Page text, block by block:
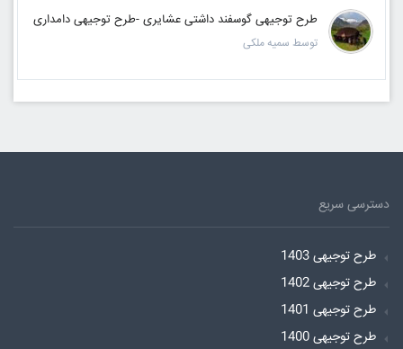
طرح توجیهی گوسفند داشتی عشایری -طرح توجیهی دامداری
توسط سمیه ملکی
دسترسی سریع
طرح توجیهی 1403
طرح توجیهی 1402
طرح توجیهی 1401
طرح توجیهی 1400